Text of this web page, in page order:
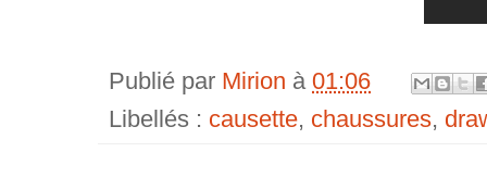
Publié par Mirion à 01:06
Libellés : causette, chaussures,